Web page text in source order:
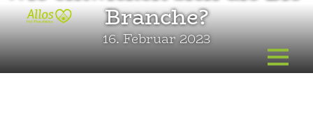
Zum
Inhalt
springen
Branche?
16. Februar 2023